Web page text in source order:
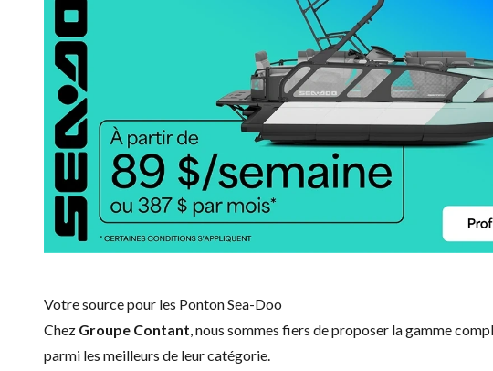
Votre source pour les Ponton Sea-Doo
Chez Groupe Contant, nous sommes fiers de proposer la gamme
parmi les meilleurs de leur catégorie.